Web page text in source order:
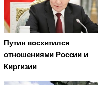
Путин восхитился
отношениями России и
Киргизии